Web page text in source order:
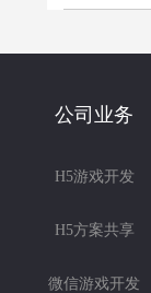
公司业务
H5游戏开发
H5方案共享
微信游戏开发